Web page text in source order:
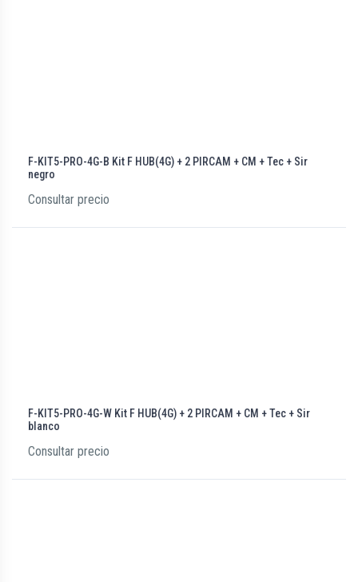
F-KIT5-PRO-4G-B Kit F HUB(4G) + 2 PIRCAM + CM + Tec + Sir
negro
Consultar precio
F-KIT5-PRO-4G-W Kit F HUB(4G) + 2 PIRCAM + CM + Tec + Sir
blanco
Consultar precio